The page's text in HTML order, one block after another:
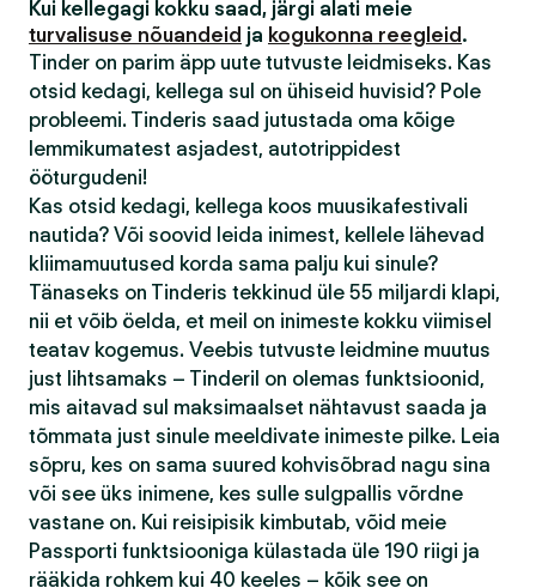
Kui kellegagi kokku saad, järgi alati meie
turvalisuse nõuandeid ja kogukonna reegleid .
Tinder on parim äpp uute tutvuste leidmiseks. Kas
otsid kedagi, kellega sul on ühiseid huvisid? Pole
probleemi. Tinderis saad jutustada oma kõige
lemmikumatest asjadest, autotrippidest
ööturgudeni!
Kas otsid kedagi, kellega koos muusikafestivali
nautida? Või soovid leida inimest, kellele lähevad
kliimamuutused korda sama palju kui sinule?
Tänaseks on Tinderis tekkinud üle 55 miljardi klapi,
nii et võib öelda, et meil on inimeste kokku viimisel
teatav kogemus. Veebis tutvuste leidmine muutus
just lihtsamaks – Tinderil on olemas funktsioonid,
mis aitavad sul maksimaalset nähtavust saada ja
tõmmata just sinule meeldivate inimeste pilke. Leia
sõpru, kes on sama suured kohvisõbrad nagu sina
või see üks inimene, kes sulle sulgpallis võrdne
vastane on. Kui reisipisik kimbutab, võid meie
Passporti funktsiooniga külastada üle 190 riigi ja
rääkida rohkem kui 40 keeles – kõik see on